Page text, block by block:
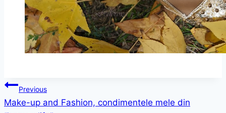
Post
navigation
Previous
Make-up and Fashion, condimentele mele din